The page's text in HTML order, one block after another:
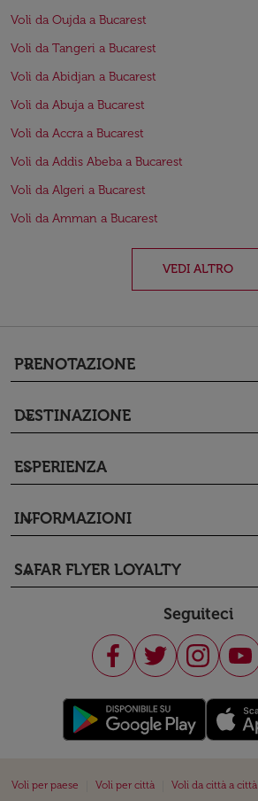
Voli da Oujda a Bucarest
Voli da Tangeri a Bucarest
Voli da Abidjan a Bucarest
Voli da Abuja a Bucarest
Voli da Accra a Bucarest
Voli da Addis Abeba a Bucarest
Voli da Algeri a Bucarest
Voli da Amman a Bucarest
VEDI ALTRO
PRENOTAZIONE
keyboard_arrow_down
DESTINAZIONE
keyboard_arrow_down
ESPERIENZA
keyboard_arrow_down
INFORMAZIONI
keyboard_arrow_down
SAFAR FLYER LOYALTY
keyboard_arrow_down
Seguiteci
Voli per paese Voli per città Voli da città a città